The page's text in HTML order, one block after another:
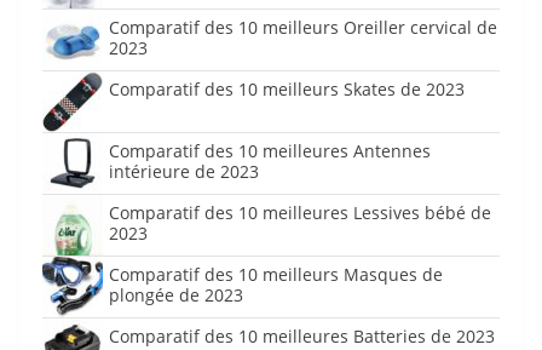
Comparatif des 10 meilleurs Oreiller cervical de
2023
Comparatif des 10 meilleurs Skates de 2023
Comparatif des 10 meilleures Antennes
intérieure de 2023
Comparatif des 10 meilleures Lessives bébé de
2023
Comparatif des 10 meilleurs Masques de
plongée de 2023
Comparatif des 10 meilleures Batteries de 2023